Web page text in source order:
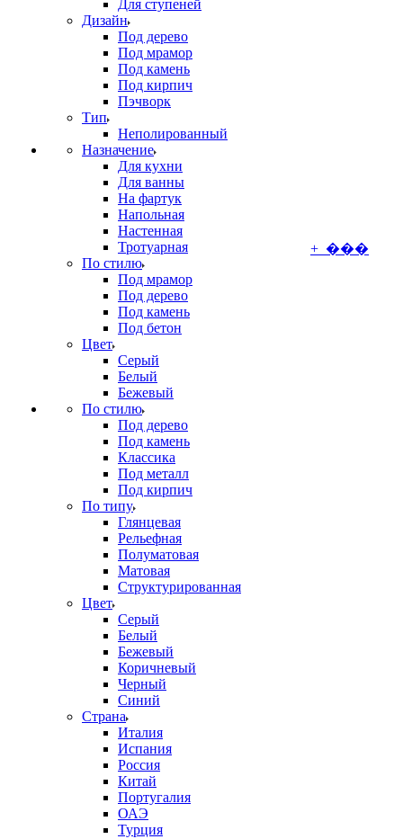
Для ступеней
Дизайн
Под дерево
Под мрамор
Под камень
Под кирпич
Пэчворк
Тип
Неполированный
Назначение
Для кухни
Для ванны
На фартук
Напольная
Настенная
Тротуарная
По стилю
Под мрамор
Под дерево
Под камень
Под бетон
Цвет
Серый
Белый
Бежевый
По стилю
Под дерево
Под камень
Классика
Под металл
Под кирпич
По типу
Глянцевая
Рельефная
Полуматовая
Матовая
Структурированная
Цвет
Серый
Белый
Бежевый
Коричневый
Черный
Синий
Страна
Италия
Испания
Россия
Китай
Португалия
ОАЭ
Турция
+ ���